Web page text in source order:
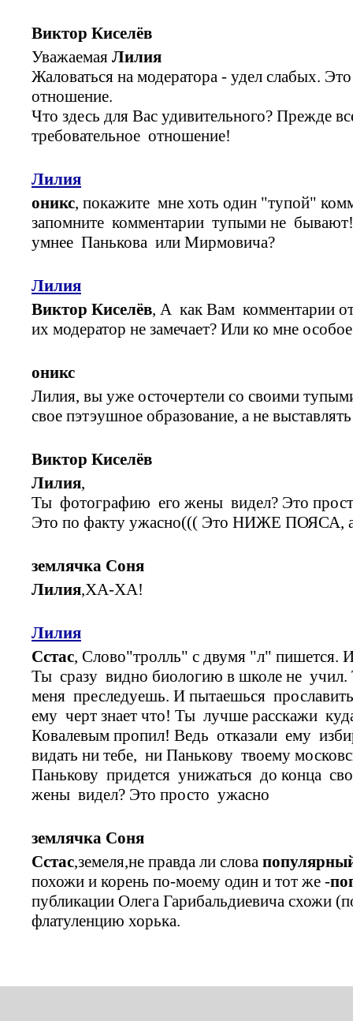
Виктор Киселёв
Уважаемая Лилия
Жаловаться на модератора - удел слабых.
отношение.
Что здесь для Вас удивительного? Прежде
требовательное отношение!
Лилия
оникс, покажите мне хоть один "тупой"
запомните комментарии тупыми не
умнее Панькова или Мирмовича?
Лилия
Виктор Киселёв, А как Вам комментарии
их модератор не замечает? Или ко мне
оникс
Лилия, вы уже осточертели со своими
свое пэтэушное образование, а не
Виктор Киселёв
Лилия,
Ты фотографию его жены видел? Это
Это по факту ужасно((( Это НИЖЕ ПОЯСА,
землячка Соня
Лилия,ХА-ХА!
Лилия
Сстас, Слово"тролль" с двумя "л" пишется.
Ты сразу видно биологию в школе не учил.
меня преследуешь. И пытаешься
ему черт знает что! Ты лучше расскажи
Ковалевым пропил! Ведь отказали ему
видать ни тебе, ни Панькову твоему
Панькову придется унижаться до конца
жены видел? Это просто ужасно
землячка Соня
Сстас,земеля,не правда ли слова
похожи и корень по-моему один и тот же -
публикации Олега Гарибальдиевича схожи
флатуленцию хорька.